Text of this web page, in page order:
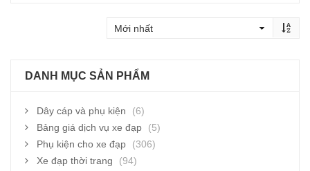
DANH MỤC SẢN PHẨM
Dây cáp và phụ kiện
(6)
Bảng giá dịch vụ xe đạp
(5)
Phụ kiện cho xe đạp
(306)
Xe đạp thời trang
(94)